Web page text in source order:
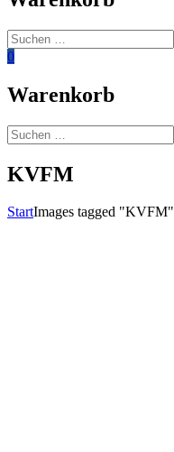
Suchen
nach:
0
Warenkorb
Suchen
nach:
KVFM
StartImages tagged "KVFM"